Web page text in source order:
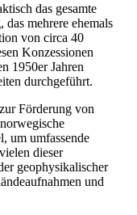
das gesamte
mehrere ehemals
von circa 40
Konzessionen
1950er Jahren
durchgeführt.
Förderung von
um umfassende
dieser
geophysikalischer
und